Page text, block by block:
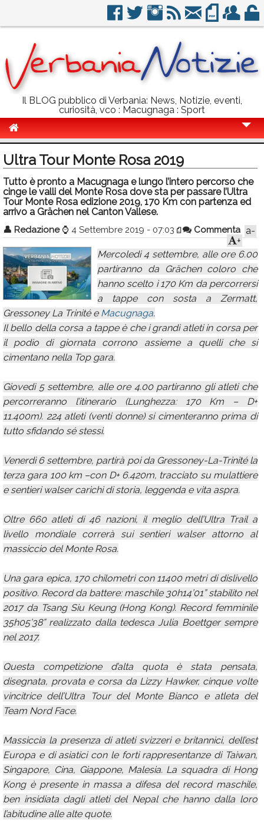
Il BLOG pubblico di Verbania: News, Notizie, eventi,
curiosità, vco : Macugnaga : Sport
Politica
Sport
Eventi
Info Utili
Rubriche
Calendario
Annunci
Ultra Tour Monte Rosa 2019
Tutto è pronto a Macugnaga e lungo l’intero percorso che
cinge le valli del Monte Rosa dove sta per passare l’Ultra
Tour Monte Rosa edizione 2019, 170 Km con partenza ed
arrivo a Grächen nel Canton Vallese.
👤 Redazione ⌚ 4 Settembre 2019 - 07:03 Commenta a-
+
Mercoledi 4 settembre, alle ore 6.00
partiranno da Grächen coloro che
hanno scelto i 170 Km da percorrersi
a tappe con sosta a Zermatt,
Gressoney La Trinité e Macugnaga.
Il bello della corsa a tappe è che i grandi atleti in corsa per
il podio di giornata corrono assieme a quelli che si
cimentano nella Top gara.
Giovedì 5 settembre, alle ore 4.00 partiranno gli atleti che
percorreranno l’itinerario (Lunghezza: 170 Km – D+
11.400m). 224 atleti (venti donne) si cimenteranno prima di
tutto sfidando sé stessi.
Venerdì 6 settembre, partirà poi da Gressoney-La-Trinité la
terza gara 100 km –con D+ 6.420m, tracciato su mulattiere
e sentieri walser carichi di storia, leggenda e vita aspra.
Oltre 660 atleti di 46 nazioni, il meglio dell’Ultra Trail a
livello mondiale correrà sui sentieri walser attorno al
massiccio del Monte Rosa.
Una gara epica, 170 chilometri con 11400 metri di dislivello
positivo. Record da battere: maschile 30h14’01” stabilito nel
2017 da Tsang Siu Keung (Hong Kong). Record femminile
35h05’38” realizzato dalla tedesca Julia Boettger sempre
nel 2017.
Questa competizione d’alta quota è stata pensata,
disegnata, provata e corsa da Lizzy Hawker, cinque volte
vincitrice dell’Ultra Tour del Monte Bianco e atleta del
Team Nord Face.
Massiccia la presenza di atleti svizzeri e britannici, dell’est
Europa e di asiatici con le forti rappresentanze di Taiwan,
Singapore, Cina, Giappone, Malesia. La squadra di Hong
Kong è presente in massa a difesa del record maschile,
ben insidiata dagli atleti del Nepal che hanno dalla loro
l’abitudine alle alte quote.